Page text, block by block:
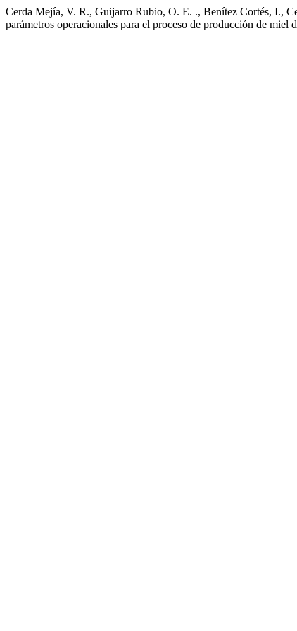
Cerda Mejía, V. R., Guijarro Rubio, O. E. ., Benítez Cortés, I.,
parámetros operacionales para el proceso de producción de miel